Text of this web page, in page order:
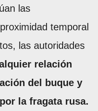
las
temporal
las autoridades
relación
del buque y
la fragata rusa.